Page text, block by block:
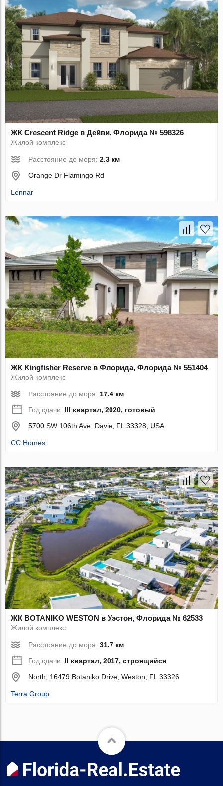
ЖК Crescent Ridge в Дейви, Флорида № 598326
Жилой комплекс
Расстояние до моря:2.3 км
Orange Dr Flamingo Rd
Lennar
ЖК Kingfisher Reserve в Флорида, Флорида № 551404
Жилой комплекс
Расстояние до моря: 17.4 км
Год сдачи: III квартал, 2020, готовый
5700 SW 106th Ave, Davie, FL 33328, USA
CC Homes
ЖК BOTANIKO WESTON в Уэстон, Флорида № 62533
Жилой комплекс
Расстояние до моря:31.7 км
Год сдачи: II квартал, 2017, строящийся
North, 16479 Botaniko Drive, Weston, FL 33326
Terra Group